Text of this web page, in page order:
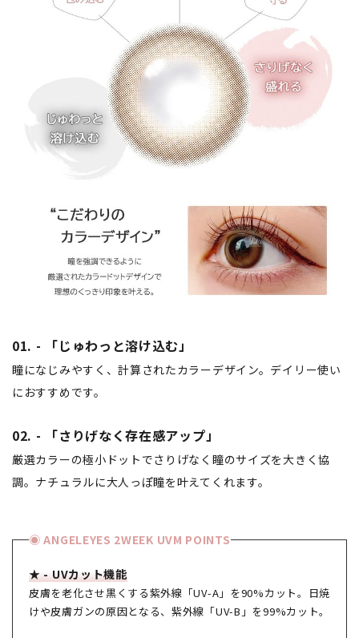
01. - 「じゅわっと溶け込む」
瞳になじみやすく、計算されたカラーデザイン。デイリー使い
におすすめです。
02. - 「さりげなく存在感アップ」
厳選カラーの極小ドットでさりげなく瞳のサイズを大きく協
調。ナチュラルに大人っぽ瞳を叶えてくれます。
◉ ANGELEYES 2WEEK UVM POINTS
★ - UVカット機能
皮膚を老化させ黒くする紫外線「UV-A」を90%カット。日焼
けや皮膚ガンの原因となる、紫外線「UV-B」を99%カット。